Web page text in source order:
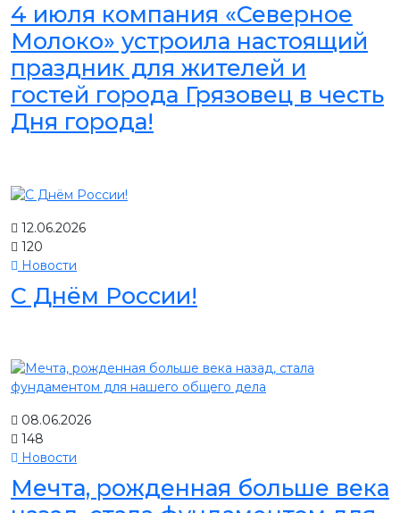
4 июля компания «Северное
Молоко» устроила настоящий
праздник для жителей и
гостей города Грязовец в честь
Дня города!
12.06.2026
120
Новости
С Днём России!
08.06.2026
148
Новости
Мечта, рожденная больше века